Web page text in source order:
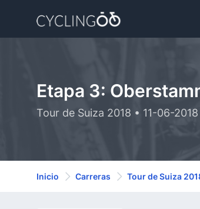
Etapa 3:
Tour de Suiza 2018 • 11-06-
Inicio Carreras Tour de Suiza